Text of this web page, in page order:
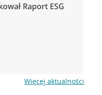
Raport ESG
Więcej aktualności